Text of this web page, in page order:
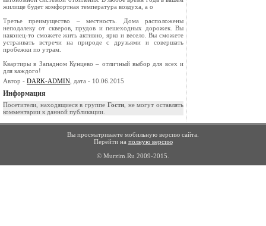
жилище будет комфортная температура воздуха, а о
Третье преимущество – местность. Дома расположены
неподалеку от скверов, прудов и пешеходных дорожек. Вы
наконец-то сможете жить активно, ярко и весело. Вы сможете
устраивать встречи на природе с друзьями и совершать
пробежки по утрам.
Квартиры в Западном Кунцево – отличный выбор для всех и
для каждого!
Автор - DARK-ADMIN , дата - 10.06.2015
Информация
Посетители, находящиеся в группе Гости, не могут оставлять
комментарии к данной публикации.
Вы просматриваете мобильную версию сайта.
Перейти на полную версию
© Murzim.Ru 2009-2015.